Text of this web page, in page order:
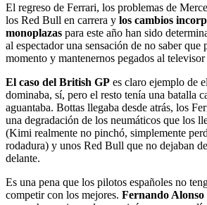
El regreso de Ferrari, los problemas de
los Red Bull en carrera y los cambios
monoplazas para este año han sido
al espectador una sensación de no saber que
momento y mantenernos pegados al
El caso del British GP es claro ejemplo de
dominaba, sí, pero el resto tenía una batalla
aguantaba. Bottas llegaba desde atrás, los
una degradación de los neumáticos que los
(Kimi realmente no pinchó, simplemente
rodadura) y unos Red Bull que no dejaban
delante.
Es una pena que los pilotos españoles no
competir con los mejores. Fernando Alonso